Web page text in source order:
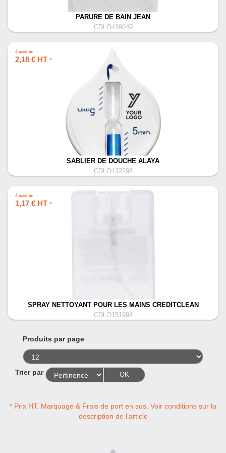
PARURE DE BAIN JEAN
CDLO439049
À partir de
2,18 € HT *
SABLIER DE DOUCHE ALAYA
CDLO132298
À partir de
1,17 € HT *
SPRAY NETTOYANT POUR LES MAINS CREDITCLEAN
CDLO151994
Produits par page
Trier par OK
* Prix HT. Marquage & Frais de port en sus. Voir conditions sur la
description de l’article